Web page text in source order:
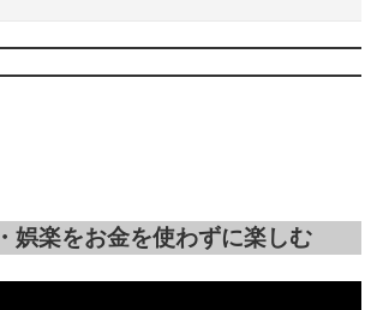
娯楽をお金を使わずに楽しむ